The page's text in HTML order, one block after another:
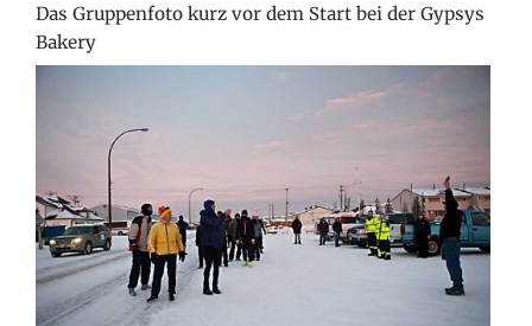
Das Gruppenfoto kurz vor dem Start bei der Gypsys
Bakery